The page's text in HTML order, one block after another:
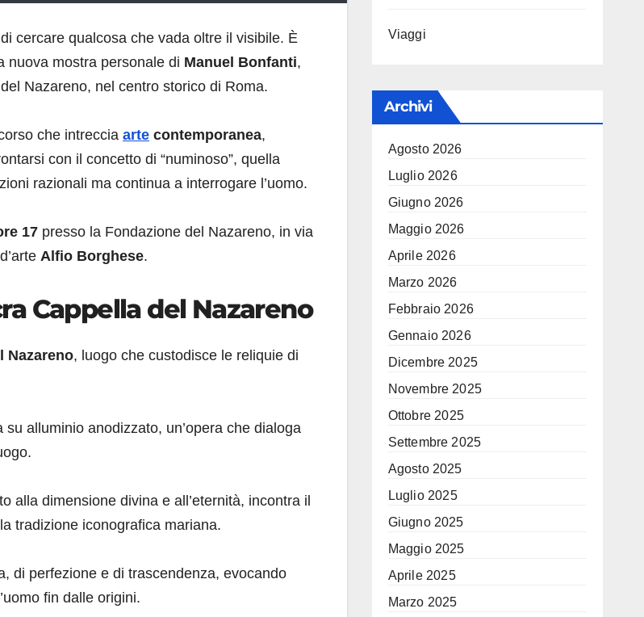
cercare qualcosa che vada oltre il visibile. È
nuova mostra personale di Manuel Bonfanti,
Nazareno, nel centro storico di Roma.
che intreccia arte contemporanea,
con il concetto di “numinoso”, quella
razionali ma continua a interrogare l’uomo.
17 presso la Fondazione del Nazareno, in via
Alfio Borghese.
Cappella del Nazareno
Nazareno, luogo che custodisce le reliquie di
alluminio anodizzato, un’opera che dialoga
alla dimensione divina e all’eternità, incontra il
tradizione iconografica mariana.
di perfezione e di trascendenza, evocando
fin dalle origini.
Viaggi
Archivi
Agosto 2026
Luglio 2026
Giugno 2026
Maggio 2026
Aprile 2026
Marzo 2026
Febbraio 2026
Gennaio 2026
Dicembre 2025
Novembre 2025
Ottobre 2025
Settembre 2025
Agosto 2025
Luglio 2025
Giugno 2025
Maggio 2025
Aprile 2025
Marzo 2025